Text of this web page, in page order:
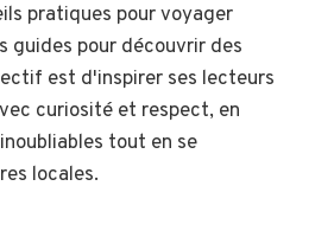
pratiques pour voyager
guides pour découvrir des
est d'inspirer ses lecteurs
curiosité et respect, en
tout en se
locales.